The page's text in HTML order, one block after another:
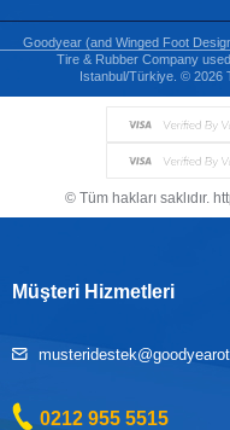
Goodyear (and Winged Foot
Tire & Rubber Company
Istanbul/Türkiye. © 2026
© Tüm hakları saklıdır.
Müşteri Hizmetleri
0212 955 5515